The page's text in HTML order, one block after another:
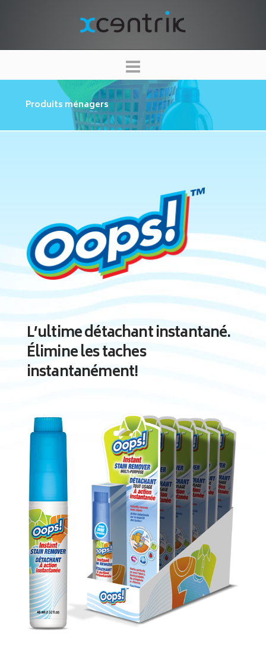
XCENTRIK
Navigation
Produits ménagers
L’ultime détachant instantané.
Élimine les taches
instantanément!